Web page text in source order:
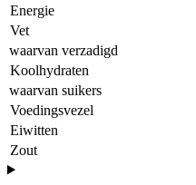
Energie
Vet
waarvan verzadigd
Koolhydraten
waarvan suikers
Voedingsvezel
Eiwitten
Zout